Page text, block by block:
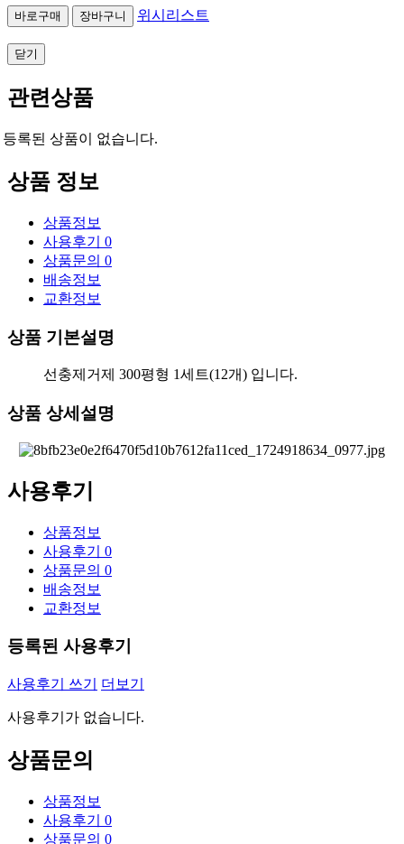
바로구매 장바구니 위시리스트
닫기
관련상품
등록된 상품이 없습니다.
상품 정보
상품정보
사용후기 0
상품문의 0
배송정보
교환정보
상품 기본설명
선충제거제 300평형 1세트(12개) 입니다.
상품 상세설명
사용후기
상품정보
사용후기 0
상품문의 0
배송정보
교환정보
등록된 사용후기
사용후기 쓰기 더보기
사용후기가 없습니다.
상품문의
상품정보
사용후기 0
상품문의 0